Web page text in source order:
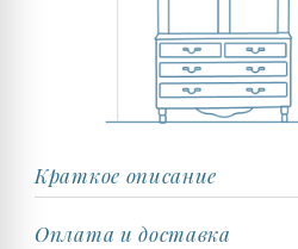
Краткое описание
Оплата и доставка